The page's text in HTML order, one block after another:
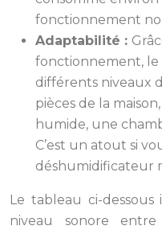
fonctionnement
Adaptabilité :
fonctionnement, le
différents niveaux
pièces de la
humide, une
C’est un atout si
déshumidificateur
Le tableau ci-
niveau sonore